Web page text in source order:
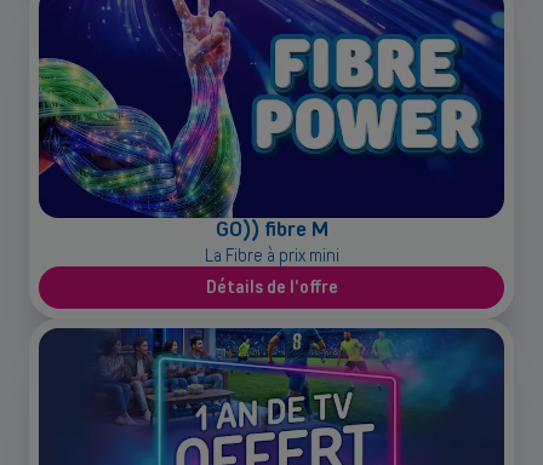
GO)) fibre M
La Fibre à prix mini
Détails de l'offre